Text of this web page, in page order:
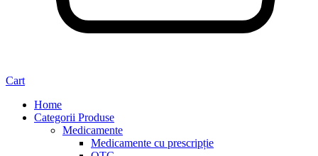
Cart
Home
Categorii Produse
Medicamente
Medicamente cu prescripție